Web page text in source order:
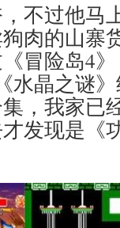
不过他马
肉的山寨
冒险岛4
水晶之谜
，我家已
发现是《